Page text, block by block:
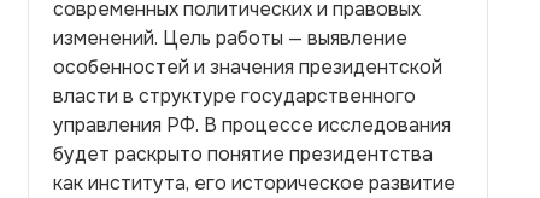
современных политических и правовых
изменений. Цель работы — выявление
особенностей и значения президентской
власти в структуре государственного
управления РФ. В процессе исследования
будет раскрыто понятие президентства
как института, его историческое развитие